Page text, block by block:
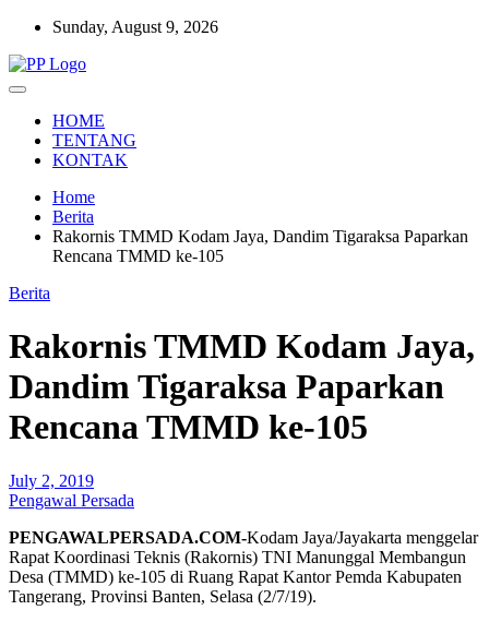
Skip
content
Sunday, August 9, 2026
Pengawal Persada
HOME
TENTANG
KONTAK
Home
Berita
Rakornis TMMD Kodam Jaya, Dandim Tigaraksa Paparkan
Rencana TMMD ke-105
Berita
Rakornis TMMD Kodam Jaya,
Dandim Tigaraksa Paparkan
Rencana TMMD ke-105
July 2, 2019
Pengawal Persada
PENGAWALPERSADA.COM-Kodam Jaya/Jayakarta menggelar
Rapat Koordinasi Teknis (Rakornis) TNI Manunggal Membangun
Desa (TMMD) ke-105 di Ruang Rapat Kantor Pemda Kabupaten
Tangerang, Provinsi Banten, Selasa (2/7/19).